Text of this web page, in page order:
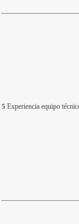
5 Experiencia equipo